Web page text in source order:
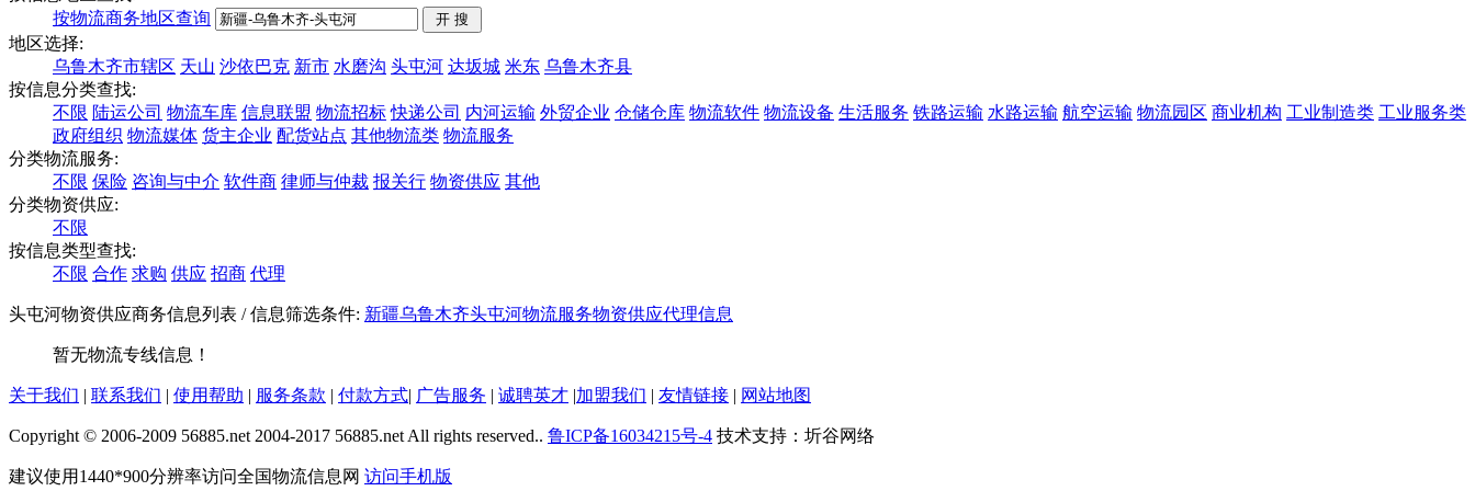
按物流商务地区查询
地区选择:
乌鲁木齐市辖区 天山 沙依巴克 新市 水磨沟 头屯河 达坂城 米东 乌鲁木齐县
按信息分类查找:
不限 陆运公司 物流车库 信息联盟 物流招标 快递公司 内河运输 外贸企业 仓储仓库 物流软件 物流设备 生活服务 铁路运输 水路运输 航空运输 物流园区 商业机构 工业制造类 工业服务类
政府组织 物流媒体 货主企业 配货站点 其他物流类 物流服务
分类物流服务:
不限 保险 咨询与中介 软件商 律师与仲裁 报关行 物资供应 其他
分类物资供应:
不限
按信息类型查找:
不限 合作 求购 供应 招商 代理
头屯河物资供应商务信息列表 / 信息筛选条件: 新疆乌鲁木齐头屯河物流服务物资供应代理信息
暂无物流专线信息！
关于我们 | 联系我们 | 使用帮助 | 服务条款 | 付款方式| 广告服务 | 诚聘英才 |加盟我们 | 友情链接 | 网站地图
Copyright © 2006-2009 56885.net 2004-2017 56885.net All rights reserved.. 鲁ICP备16034215号-4 技术支持：圻谷网络
建议使用1440*900分辨率访问全国物流信息网 访问手机版